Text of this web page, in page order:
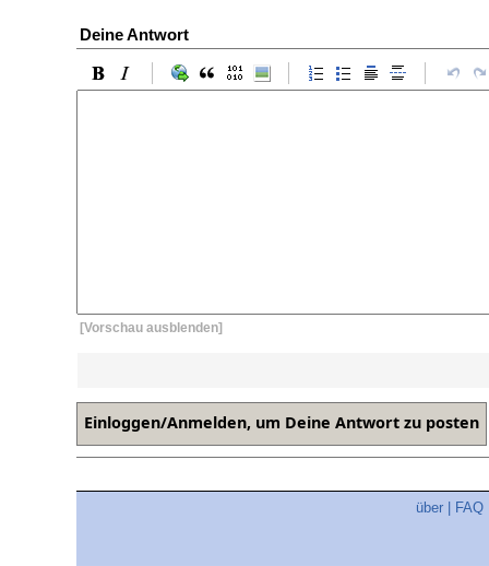
Deine Antwort
[Vorschau ausblenden]
über FAQ